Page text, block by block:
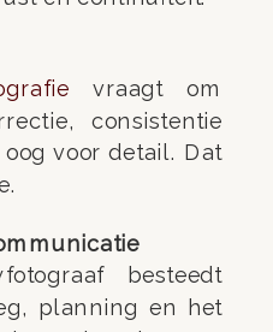
vraagt om
consistentie
voor detail. Dat
besteedt
planning en het